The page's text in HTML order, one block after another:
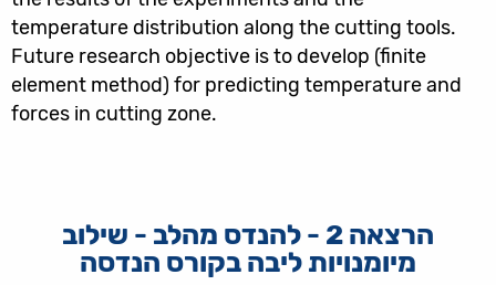
temperature distribution along the cutting tools.
Future research objective is to develop (finite
element method) for predicting temperature and
forces in cutting zone.
הרצאה 2 - להנדס מהלב - שילוב
מיומנויות ליבה בקורס הנדסה